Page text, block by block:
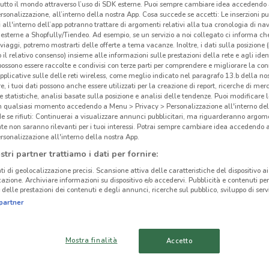
volantini nella tua zona. Riprova più tardi.
PHOTOSÌ
MONTEROTONDO
PHOTOSÌ CIAMPINO
il mondo attraverso l’uso di SDK esterne. Puoi sempre cambiare idea accedendo
all’interno della nostra App. Cosa succede se accetti: Le inserzioni
all'interno dell’app potranno trattare di argomenti relativi alla tua cronologia di
a Shopfully/Tiendeo. Ad esempio, se un servizio a noi collegato ci informa
potremo mostrarti delle offerte a tema vacanze. Inoltre, i dati sulla posizione
il relativo consenso) insieme alle informazioni sulle prestazioni della rete e agli
essere raccolte e condivisi con terze parti per comprendere e migliorare la
sulle delle reti wireless, come meglio indicato nel paragrafo 13.b della
i tuoi dati possono anche essere utilizzati per la creazione di report, ricerche di
statistiche, analisi basate sulla posizione e analisi delle tendenze. Puoi modificare
qualsiasi momento accedendo a Menu > Privacy > Personalizzazione all'interno
se rifiuti: Continuerai a visualizzare annunci pubblicitari, ma riguarderanno
non saranno rilevanti per i tuoi interessi. Potrai sempre cambiare idea accedendo
all'interno della nostra App.
partner trattiamo i dati per fornire:
di geolocalizzazione precisi. Scansione attiva delle caratteristiche del dispositivo
Archiviare informazioni su dispositivo e/o accedervi. Pubblicità e contenuti
prestazioni dei contenuti e degli annunci, ricerche sul pubblico, sviluppo di
Mostra finalità Accetto